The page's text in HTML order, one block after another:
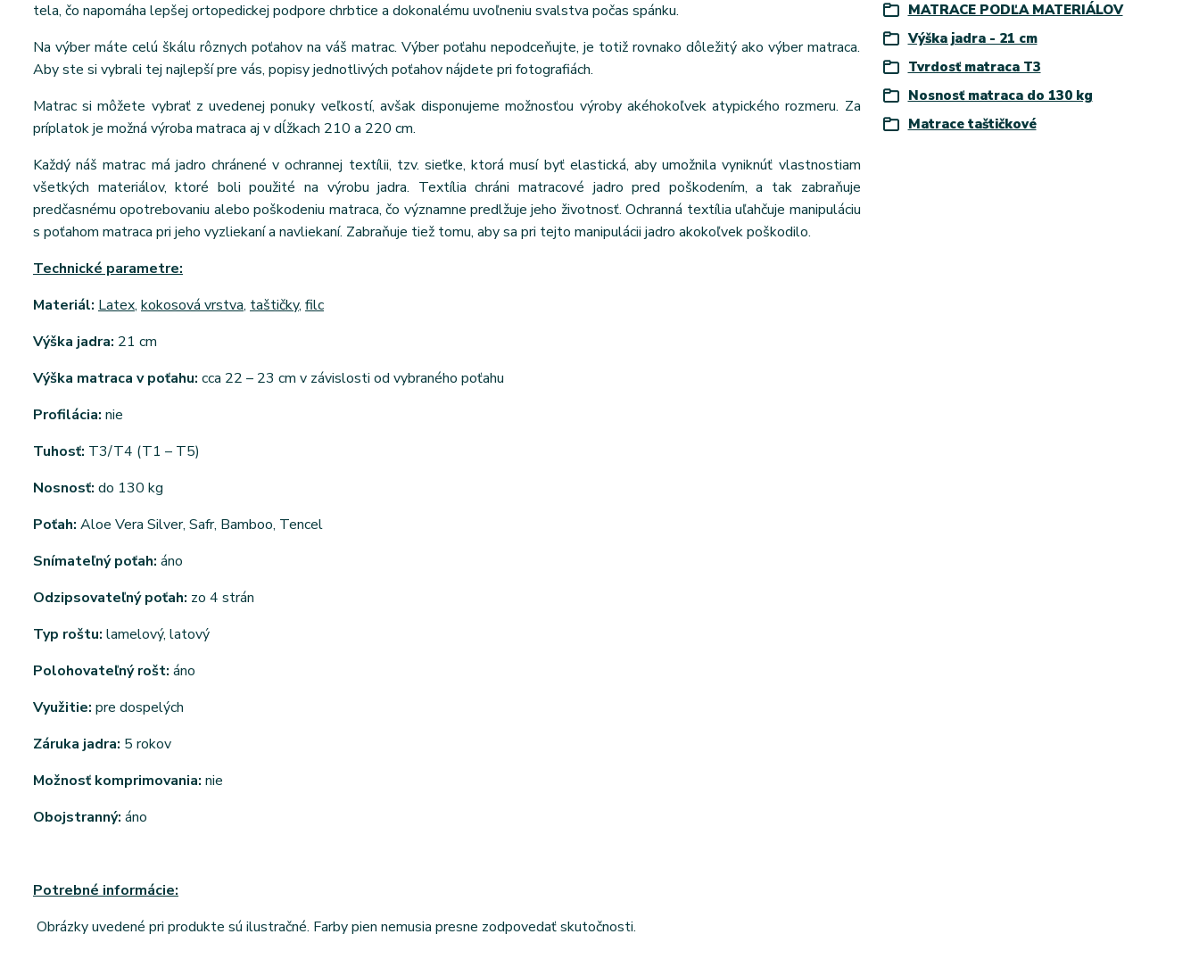
tela, čo napomáha lepšej ortopedickej podpore chrbtice a dokonalému uvoľneniu svalstva počas spánku.
Na výber máte celú škálu rôznych poťahov na váš matrac. Výber poťahu nepodceňujte, je totiž rovnako dôležitý ako výber matraca.
Aby ste si vybrali tej najlepší pre vás, popisy jednotlivých poťahov nájdete pri fotografiách.
Matrac si môžete vybrať z uvedenej ponuky veľkostí, avšak disponujeme možnosťou výroby akéhokoľvek atypického rozmeru. Za
príplatok je možná výroba matraca aj v dĺžkach 210 a 220 cm.
Každý náš matrac má jadro chránené v ochrannej textílii, tzv. sieťke, ktorá musí byť elastická, aby umožnila vyniknúť vlastnostiam
všetkých materiálov, ktoré boli použité na výrobu jadra. Textília chráni matracové jadro pred poškodením, a tak zabraňuje
predčasnému opotrebovaniu alebo poškodeniu matraca, čo významne predlžuje jeho životnosť. Ochranná textília uľahčuje manipuláciu
s poťahom matraca pri jeho vyzliekaní a navliekaní. Zabraňuje tiež tomu, aby sa pri tejto manipulácii jadro akokoľvek poškodilo.
Technické parametre:
Materiál: Latex, kokosová vrstva, taštičky, filc
Výška jadra: 21 cm
Výška matraca v poťahu: cca 22 – 23 cm v závislosti od vybraného poťahu
Profilácia: nie
Tuhosť: T3/T4 (T1 – T5)
Nosnosť: do 130 kg
Poťah: Aloe Vera Silver, Safr, Bamboo, Tencel
Snímateľný poťah: áno
Odzipsovateľný poťah: zo 4 strán
Typ roštu: lamelový, latový
Polohovateľný rošt: áno
Využitie: pre dospelých
Záruka jadra: 5 rokov
Možnosť komprimovania: nie
Obojstranný: áno
Potrebné informácie:
Obrázky uvedené pri produkte sú ilustračné. Farby pien nemusia presne zodpovedať skutočnosti.
MATRACE PODĽA MATERIÁLOV
Výška jadra - 21 cm
Tvrdosť matraca T3
Nosnosť matraca do 130 kg
Matrace taštičkové